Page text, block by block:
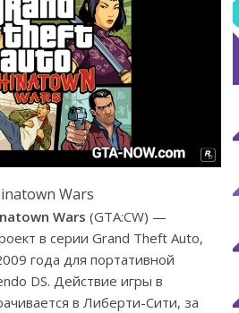
Wars
Wars (GTA:CW) —
в серии Grand Theft Auto,
года для портативной
DS. Действие игры в
в Либерти-Сити, за